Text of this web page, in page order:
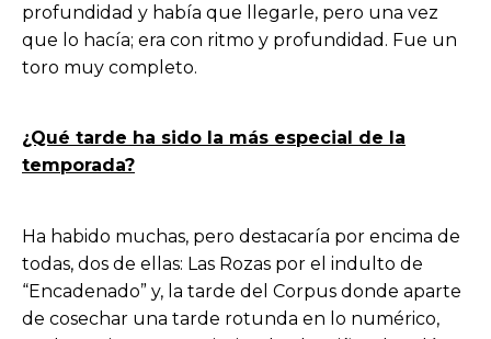
profundidad y había que llegarle, pero una vez
que lo hacía; era con ritmo y profundidad. Fue un
toro muy completo.
¿Qué tarde ha sido la más especial de la
temporada?
Ha habido muchas, pero destacaría por encima de
todas, dos de ellas: Las Rozas por el indulto de
“Encadenado” y, la tarde del Corpus donde aparte
de cosechar una tarde rotunda en lo numérico,